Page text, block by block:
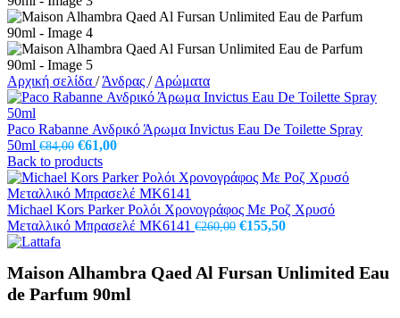
Αρχική σελίδα / Άνδρας / Αρώματα
Paco Rabanne Ανδρικό Άρωμα Invictus Eau De Toilette Spray
50ml €84,00 Original
price
was:
€84,00.
€61,00Η
τιμή
είναι:
€61,00.
Back to products
Michael Kors Parker Ρολόι Χρονογράφος Με Ροζ Χρυσό
Μεταλλικό Μπρασελέ MK6141 €260,00 Original
€260,00.
€155,50Η
είναι:
Maison Alhambra Qaed Al Fursan Unlimited Eau
de Parfum 90ml